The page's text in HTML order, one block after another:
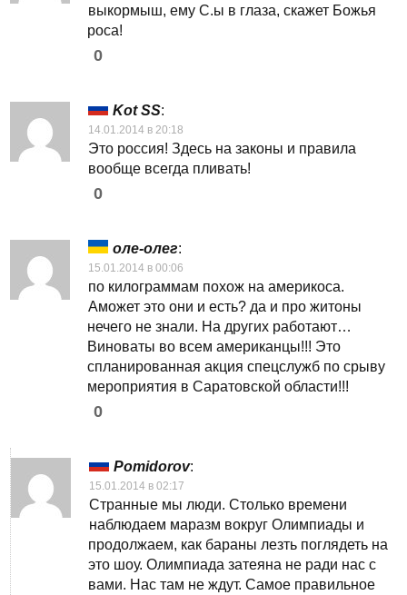
выкормыш, ему С.ы в глаза, скажет Божья
роса!
0
Kot SS:
14.01.2014 в 20:18
Это россия! Здесь на законы и правила
вообще всегда пливать!
0
оле-олег:
15.01.2014 в 00:06
по килограммам похож на америкоса.
Аможет это они и есть? да и про житоны
нечего не знали. На других работают…
Виноваты во всем американцы!!! Это
спланированная акция спецслужб по срыву
мероприятия в Саратовской области!!!
0
Pomidorov:
15.01.2014 в 02:17
Странные мы люди. Столько времени
наблюдаем маразм вокруг Олимпиады и
продолжаем, как бараны лезть поглядеть на
это шоу. Олимпиада затеяна не ради нас с
вами. Нас там не ждут. Самое правильное